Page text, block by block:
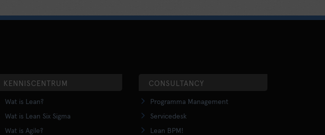
KENNISCENTRUM
Wat is Lean?
Wat is Lean Six Sigma
Wat is Agile?
CONSULTANCY
Programma Management
Servicedesk
Lean BPM!